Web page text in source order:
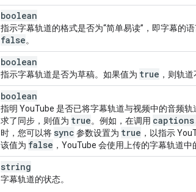
boolean
指示字幕轨道的格式是否为“简单易读”，即字幕的
false。
boolean
指示字幕轨道是否为草稿。如果值为 true ，则轨
boolean
指明 YouTube 是否已将字幕轨道与视频中的音频
求了同步，则值为 true。例如，在调用 captions
时，您可以将 sync 参数设置为 true ，以指示
该值为 false ，YouTube 会使用上传的字幕轨道中
string
字幕轨道的状态。